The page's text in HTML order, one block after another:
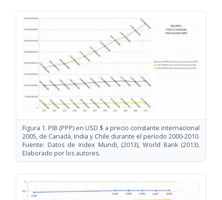
Figura 1. PIB (PPP) en USD $ a precio constante internacional
2005, de Canadá, India y Chile durante el período 2000-2010.
Fuente: Datos de Index Mundi, (2013), World Bank (2013).
Elaborado por los autores.